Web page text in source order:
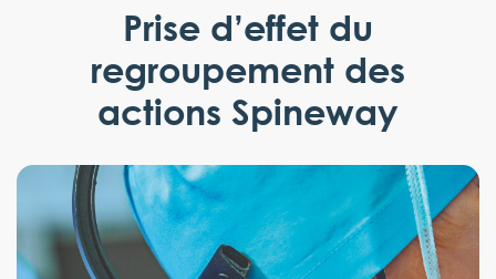
Prise d’effet du
regroupement des
actions Spineway